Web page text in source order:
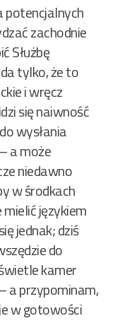
potencjalnych
zachodnie
Służbę
tylko, że to
i wręcz
się naiwność
wysłania
a może
niedawno
w środkach
językiem
jednak; dziś
do
kamer
a przypominam,
w gotowości